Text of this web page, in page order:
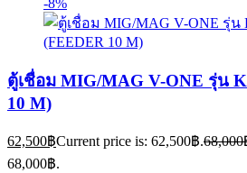
-8%
ตู้เชื่อม MIG/MAG V-ONE รุ่น
10 M)
62,500฿Current price is: 62,500฿.68,000
68,000฿.